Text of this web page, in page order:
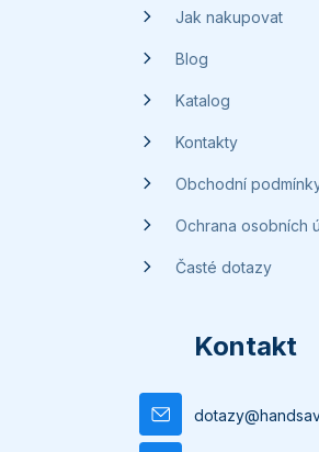
Jak nakupovat
Blog
Katalog
Kontakty
Obchodní
Ochrana osobních
Časté dotazy
Kontakt
dotazy@